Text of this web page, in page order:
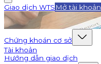
Giao dịch WTS Mở tài khoản
Chứng khoán cơ sở
Tài khoản
Hướng dẫn giao dịch